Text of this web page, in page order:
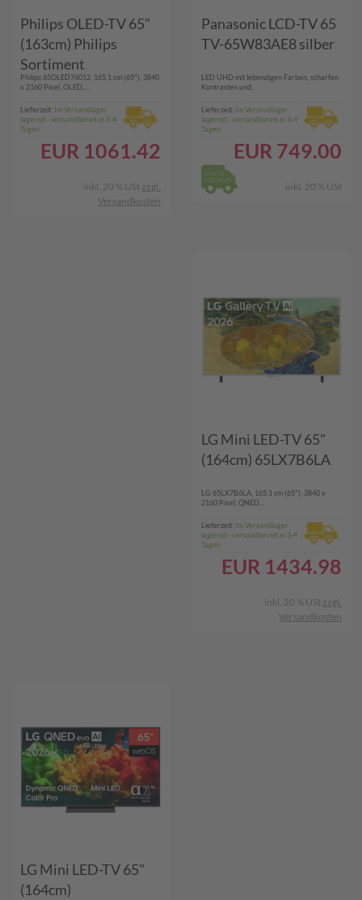
Philips OLED-TV 65"
(163cm) Philips
Sortiment
65OLED760/12
metall
Philips 65OLED76012, 165,1 cm (65"), 3840
x 2160 Pixel, OLED,...
Lieferzeit: Im Versandlager
lagernd - versandbereit in 3-4
Tagen
EUR 1061.42
inkl. 20 % USt zzgl.
Versandkosten
Panasonic LCD-TV 65
TV-65W83AE8 silber
LED UHD mit lebendigen Farben, scharfen
Kontrasten und...
Lieferzeit: Im Versandlager
lagernd - versandbereit in 3-4
Tagen
EUR 749.00
inkl. 20 % USt
LG Mini LED-TV 65"
(164cm) 65LX7B6LA
LG 65LX7B6LA, 165,1 cm (65"), 3840 x
2160 Pixel, QNED...
Lieferzeit: Im Versandlager
lagernd - versandbereit in 3-4
Tagen
EUR 1434.98
inkl. 20 % USt zzgl.
Versandkosten
LG Mini LED-TV 65"
(164cm)